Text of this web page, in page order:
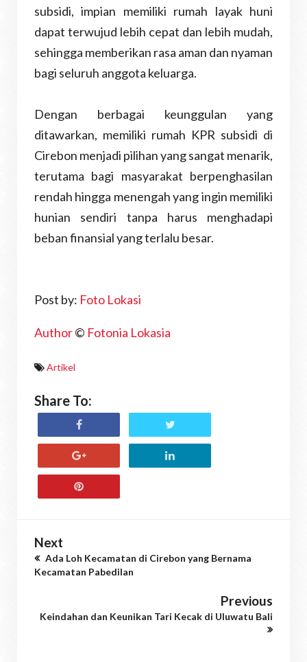
subsidi, impian memiliki rumah layak huni
dapat terwujud lebih cepat dan lebih mudah,
sehingga memberikan rasa aman dan nyaman
bagi seluruh anggota keluarga.
Dengan berbagai keunggulan yang
ditawarkan, memiliki rumah KPR subsidi di
Cirebon menjadi pilihan yang sangat menarik,
terutama bagi masyarakat berpenghasilan
rendah hingga menengah yang ingin memiliki
hunian sendiri tanpa harus menghadapi
beban finansial yang terlalu besar.
Post by: Foto Lokasi
Author© Fotonia Lokasia
Artikel
Share To:
Next
Ada Loh Kecamatan di Cirebon yang Bernama
Kecamatan Pabedilan
Previous
Keindahan dan Keunikan Tari Kecak di Uluwatu Bali